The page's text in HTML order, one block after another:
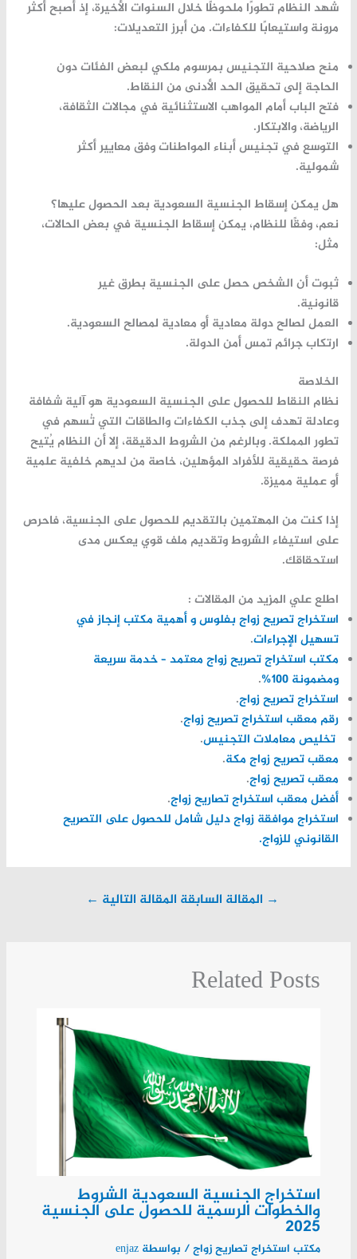
شهد النظام تطورًا ملحوظًا خلال السنوات الأخيرة، إذ أصبح أكثر
مرونة واستيعابًا للكفاءات. من أبرز التعديلات:
منح صلاحية التجنيس بمرسوم ملكي لبعض الفئات دون
الحاجة إلى تحقيق الحد الأدنى من النقاط.
فتح الباب أمام المواهب الاستثنائية في مجالات الثقافة،
الرياضة، والابتكار.
التوسع في تجنيس أبناء المواطنات وفق معايير أكثر
شمولية.
هل يمكن إسقاط الجنسية السعودية بعد الحصول عليها؟
نعم، وفقًا للنظام، يمكن إسقاط الجنسية في بعض الحالات،
مثل:
ثبوت أن الشخص حصل على الجنسية بطرق غير
قانونية.
العمل لصالح دولة معادية أو معادية لمصالح السعودية.
ارتكاب جرائم تمس أمن الدولة.
الخلاصة
نظام النقاط للحصول على الجنسية السعودية هو آلية شفافة
وعادلة تهدف إلى جذب الكفاءات والطاقات التي تُسهم في
تطور المملكة. وبالرغم من الشروط الدقيقة، إلا أن النظام يُتيح
فرصة حقيقية للأفراد المؤهلين، خاصة من لديهم خلفية علمية
أو عملية مميزة.
إذا كنت من المهتمين بالتقديم للحصول على الجنسية، فاحرص
على استيفاء الشروط وتقديم ملف قوي يعكس مدى
استحقاقك.
اطلع علي المزيد من المقالات :
استخراج تصريح زواج بفلوس و أهمية مكتب إنجاز في
تسهيل الإجراءات.
مكتب استخراج تصريح زواج معتمد – خدمة سريعة
ومضمونة 100%
.
استخراج تصريح زواج.
رقم معقب استخراج تصريح زواج.
تخليص معاملات التجنيس.
معقب تصريح زواج مكة.
معقب تصريح زواج.
أفضل معقب استخراج تصاريح زواج.
استخراج موافقة زواج دليل شامل للحصول على التصريح
القانوني للزواج.
→ المقالة السابقة المقالة التالية ←
Related Posts
استخراج الجنسية السعودية الشروط
والخطوات الرسمية للحصول على الجنسية
2025
مكتب استخراج تصاريح زواج/ بواسطة enjaz